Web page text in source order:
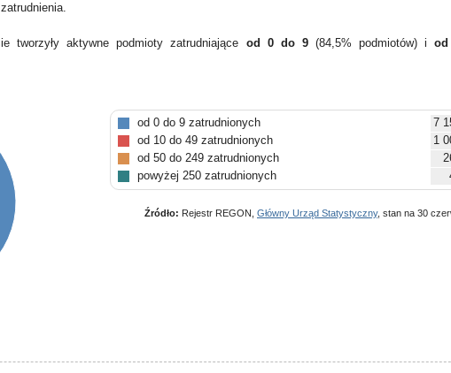
tworzyły aktywne podmioty zatrudniające od 0 do 9 (84,5% podmiotów) i
od 0 do 9 zatrudnionych 7
od 10 do 49 zatrudnionych
1
od 50 do 249 zatrudnionych
powyżej 250 zatrudnionych
Źródło: Rejestr REGON, Główny Urząd Statystyczny, stan na 30